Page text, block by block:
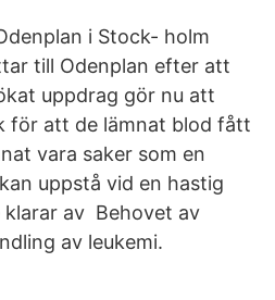
i Stock- holm
till Odenplan efter att
uppdrag gör nu att
för att de lämnat blod fått
vara saker som en
uppstå vid en hastig
klarar av Behovet av
av leukemi.